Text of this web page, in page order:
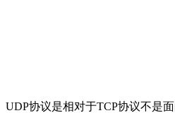
UDP协议是相对于TCP协议不是